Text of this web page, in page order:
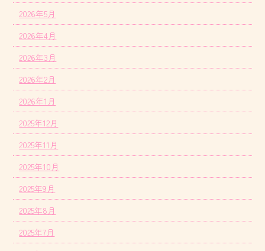
2026年5月
2026年4月
2026年3月
2026年2月
2026年1月
2025年12月
2025年11月
2025年10月
2025年9月
2025年8月
2025年7月